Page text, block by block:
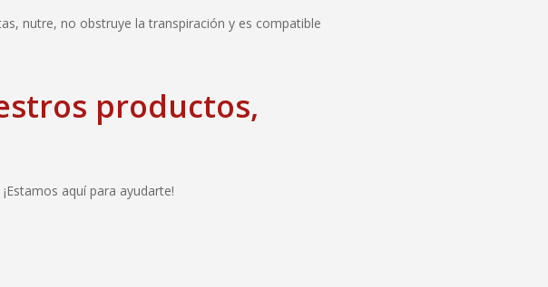
nutre, no obstruye la transpiración y es compatible
productos,
aquí para ayudarte!